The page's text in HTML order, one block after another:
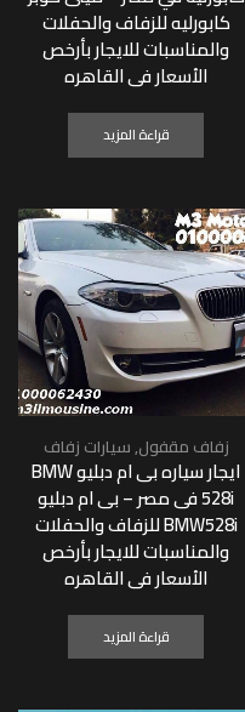
كابورليه للزفاف والحفلات
والمناسبات للايجار بأرخص
الأسعار فى القاهره
قراءة المزيد
زفاف مقفول,سيارات زفاف
ايجار سياره بى ام دبليو BMW
528i فى مصر – بى ام دبليو
BMW528i للزفاف والحفلات
والمناسبات للايجار بأرخص
الأسعار فى القاهره
قراءة المزيد